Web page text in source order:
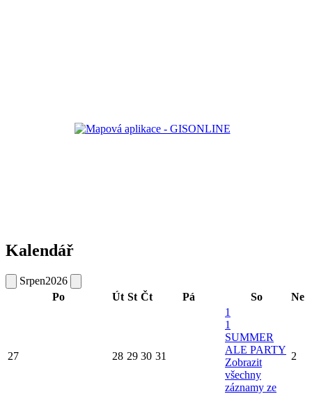
Kalendář
Srpen2026
Po
Út St Čt Pá So Ne
27 28 29 30 31
1
1
SUMMER
ALE PARTY
Zobrazit
všechny
záznamy ze
2